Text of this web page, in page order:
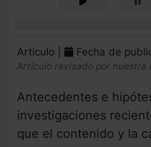
Artículo | Fecha de
Artículo revisado por nuestra
Antecedentes e
investigaciones
que el contenido y la